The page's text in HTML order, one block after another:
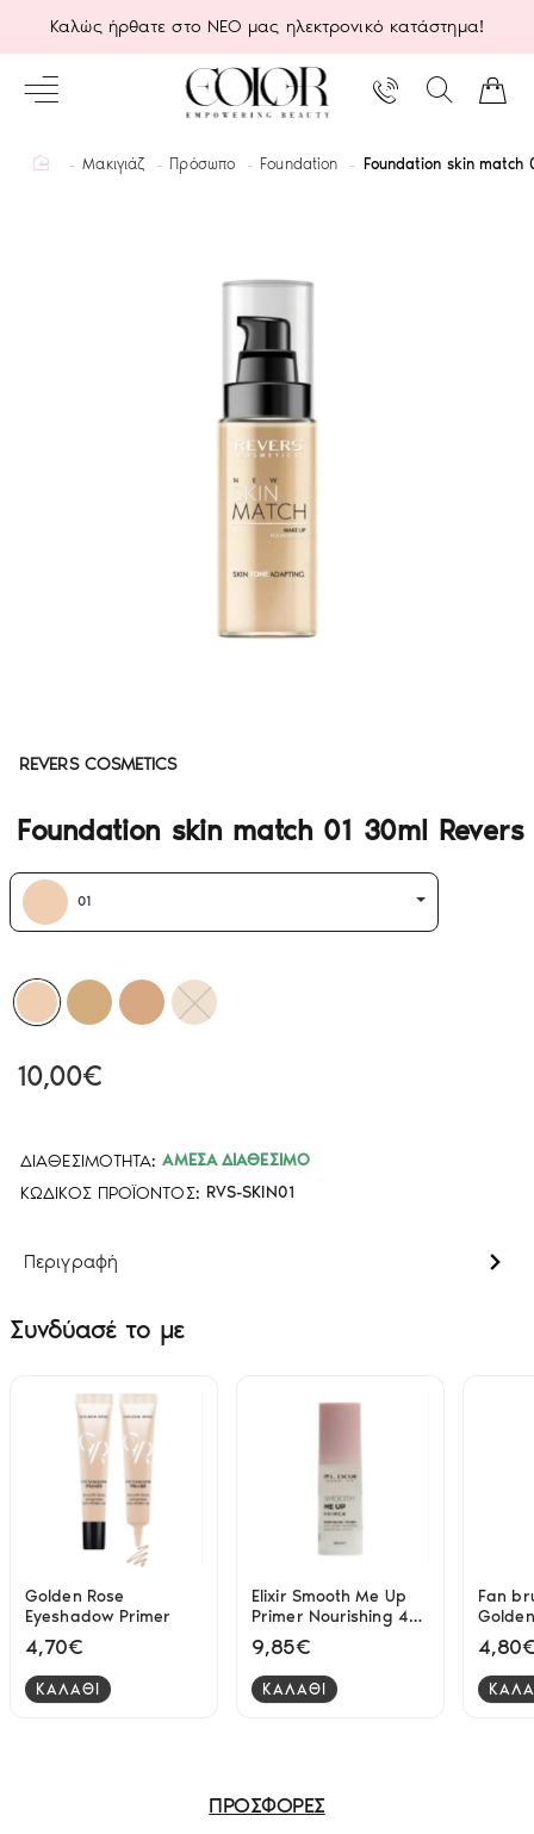
Καλώς ήρθατε στο ΝΕΟ μας ηλεκτρονικό κατάστημα!
homeΜακιγιάζ Πρόσωπο Foundation Foundation skin match
REVERS COSMETICS
Foundation skin match 01 30ml Revers
ΔΙΑΘΕΣΙΜΌΤΗΤΑ: ΆΜΕΣΑ ΔΙΑΘΈΣΙΜΟ
ΚΩΔΙΚΌΣ ΠΡΟΪΌΝΤΟΣ: RVS-SKIN01
10,00€
01
Περιγραφή
Συνδύασέ το με
Golden Rose
Eyeshadow Primer
4,70€
ΚΑΛΑΘΙ
Elixir Smooth Me Up
Primer Nourishing 441
- 30ml
9,85€
ΚΑΛΑΘΙ
Fan
ΠΡΟΣΦΟΡΕΣ